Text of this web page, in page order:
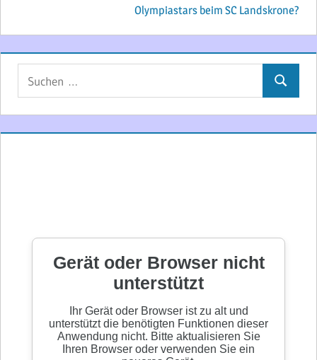
Olympiastars beim SC Landskrone?
Suchen